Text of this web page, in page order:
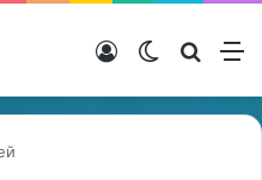
Switch skin
Войти